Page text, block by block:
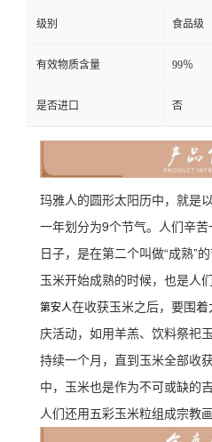
级别 食品级
有效物质含量 99％
是否进口 否
玛雅人的圆形太阳历中，就是
一年划分为9个节气。人们辛
日子，是在第二个叫做“成熟”
玉米开始成熟的时候，也是人
第安人在收获玉米之后，要围
庆活动，如用羊羔、饮料祭祀
持续一个月，直到玉米全部收
中，玉米也是作为不可或缺的
人们还用五彩玉米粒组成宗教